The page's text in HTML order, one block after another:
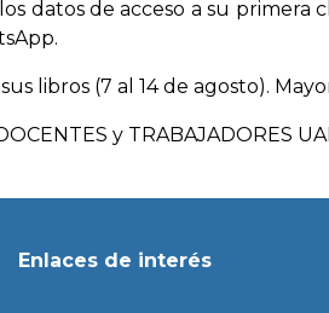
datos de acceso a su
libros (7 al 14 de agosto).
y TRABAJADORES
Enlaces de interés